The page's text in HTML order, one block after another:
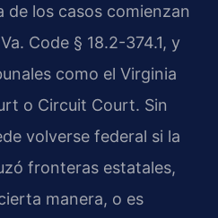
de los casos comienzan
Code § 18.2-374.1, y
como el Virginia
o Circuit Court. Sin
volverse federal si la
fronteras estatales,
manera, o es